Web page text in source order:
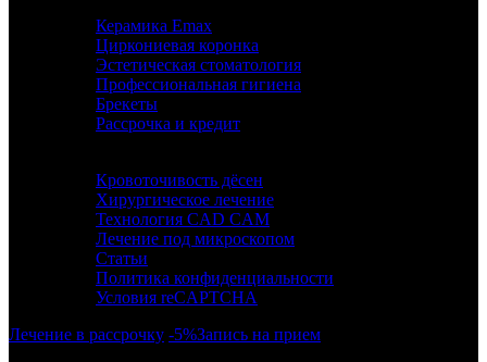
Керамика Emax
Циркониевая коронка
Эстетическая стоматология
Профессиональная гигиена
Брекеты
Рассрочка и кредит
Кровоточивость дёсен
Хирургическое лечение
Технология CAD CAM
Лечение под микроскопом
Статьи
Политика конфиденциальности
Условия reCAPTCHA
Лечение в рассрочку -5%Запись на прием